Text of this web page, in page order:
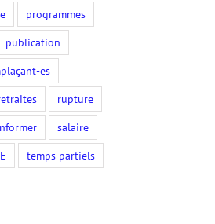
programmes
publication
es
rupture
salaire
temps partiels